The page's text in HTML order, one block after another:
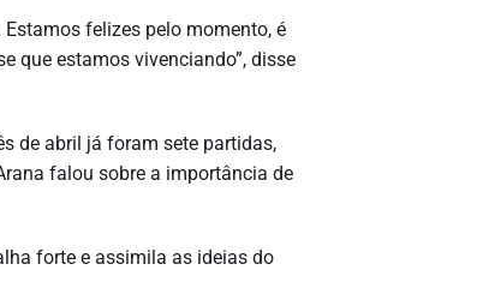
felizes pelo momento, é
que estamos vivenciando”, disse
de abril já foram sete partidas,
falou sobre a importância de
forte e assimila as ideias do